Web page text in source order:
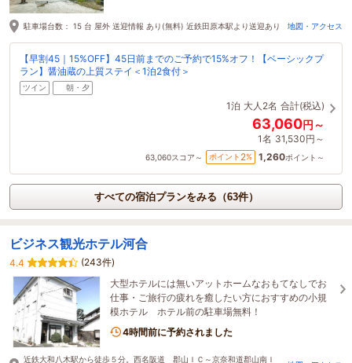
駐車場台数： 15 台 屋外 送迎情報 あり(無料) 近鉄田原本駅より送迎あり 地図・アクセス
【早割45｜15%OFF】45日前までのご予約で15%オフ！【ベーシックプ
ラン】醤油蔵の上質ステイ＜1泊2食付＞
ツイン 朝・夕
1泊 大人2名 合計(税込)
63,060円～
1名 31,530円～
63,060スコア～ ポイント 2% 1,260ポイント～
すべての宿泊プランをみる（63件）
ビジネス観光ホテル河合
4.4
(243件)
大型ホテルには無いアットホームなおもてなしでお
仕事・ご旅行の疲れを癒したい方におすすめの小規
模ホテル ホテル前の駐車場無料！
4時間前に予約されました
近鉄大和八木駅から徒歩５分。西名阪道 郡山ＩＣ～京奈和道郡山南Ｉ